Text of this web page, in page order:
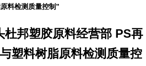
料检测质量控制”
杜邦塑胶原料经营部 PS再
塑料树脂原料检测质量控